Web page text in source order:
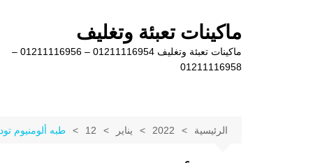
ماكينات تعبئة وتغليف
ماكينات تعبئة وتغليف 01211116954 – 01211116956 –
01211116958
الرئيسية 2022 يناير 12 طبه ألومنيوم